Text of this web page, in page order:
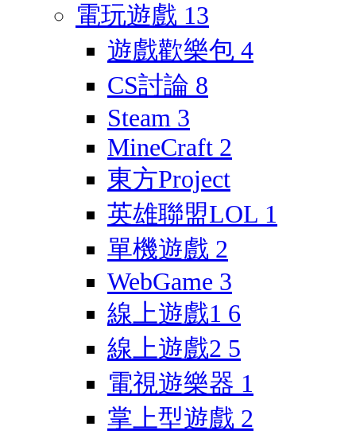
電玩遊戲 13
遊戲歡樂包 4
CS討論 8
Steam 3
MineCraft 2
東方Project
英雄聯盟LOL 1
單機遊戲 2
WebGame 3
線上遊戲1 6
線上遊戲2 5
電視遊樂器 1
掌上型遊戲 2